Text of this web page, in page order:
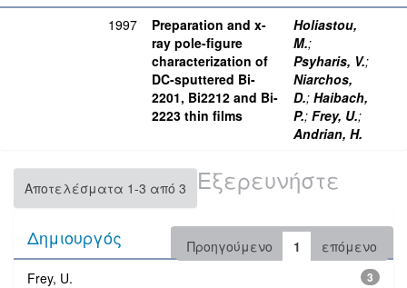
1997
Preparation and x-
ray pole-figure
characterization of
DC-sputtered Bi-
2201, Bi2212 and Bi-
2223 thin films
Holiastou,
M.;
Psyharis, V.;
Niarchos,
D.; Haibach,
P.; Frey, U.;
Andrian, H.
Αποτελέσματα 1-3 από 3
Προηγούμενο 1 επόμενο
Εξερευνήστε
Δημιουργός
3
Frey, U.